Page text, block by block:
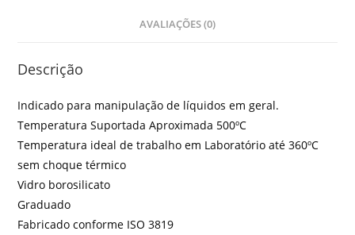
AVALIAÇÕES (0)
Descrição
Indicado para manipulação de líquidos em geral.
Temperatura Suportada Aproximada 500ºC
Temperatura ideal de trabalho em Laboratório até 360ºC
sem choque térmico
Vidro borosilicato
Graduado
Fabricado conforme ISO 3819